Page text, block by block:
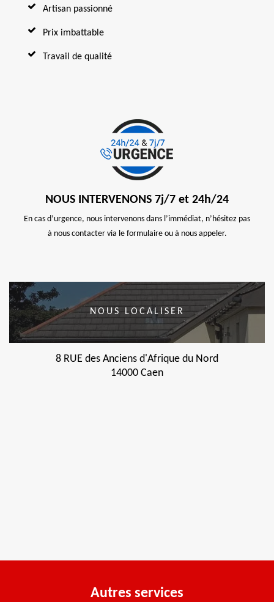
Artisan passionné
Prix imbattable
Travail de qualité
NOUS INTERVENONS 7j/7 et 24h/24
En cas d’urgence, nous intervenons dans l’immédiat, n’hésitez pas
à nous contacter via le formulaire ou à nous appeler.
NOUS LOCALISER
8 RUE des Anciens d'Afrique du Nord
14000 Caen
Autres services